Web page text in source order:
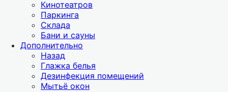
Кинотеатров
Паркинга
Склада
Бани и сауны
Дополнительно
Назад
Глажка белья
Дезинфекция помещений
Мытьё окон